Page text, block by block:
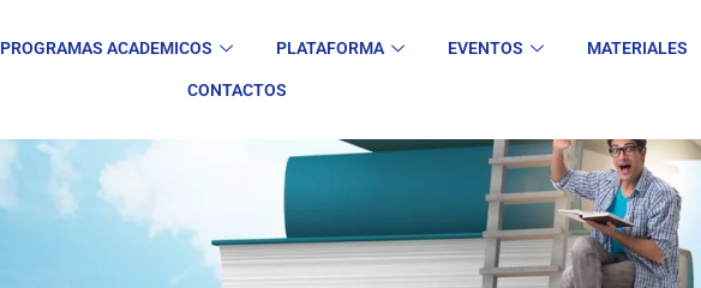
PROGRAMAS ACADEMICOS PLATAFORMA EVENTOS MATERIALES
CONTACTOS